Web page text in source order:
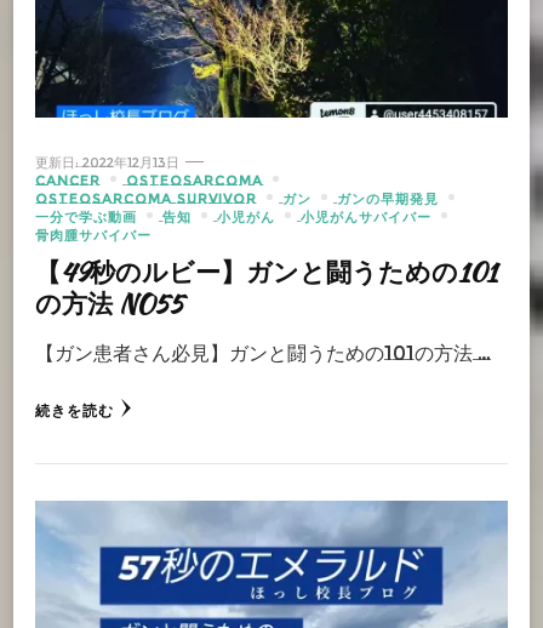
更新日:2022年12月13日
CANCER
OSTEOSARCOMA
OSTEOSARCOMA SURVIVOR
ガン
ガンの早期発見
一分で学ぶ動画
告知 小児がん
小児がんサバイバー
骨肉腫サバイバー
【49秒のルビー】ガンと闘うための101
の方法 NO55
【ガン患者さん必見】ガンと闘うための101の方法 …
続きを読む